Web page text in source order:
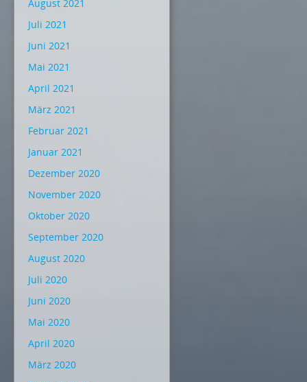
August 2021
Juli 2021
Juni 2021
Mai 2021
April 2021
März 2021
Februar 2021
Januar 2021
Dezember 2020
November 2020
Oktober 2020
September 2020
August 2020
Juli 2020
Juni 2020
Mai 2020
April 2020
März 2020